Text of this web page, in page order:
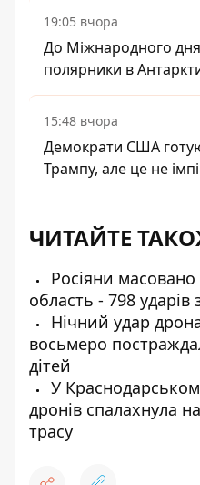
19:05 вчора
До Міжнародного дня
полярники в
15:48 вчора
Демократи США
Трампу, але це не
ЧИТАЙТЕ
Росіяни
область - 798 ударів
Нічний удар
восьмеро
дітей
У
дронів спалахнула
трасу